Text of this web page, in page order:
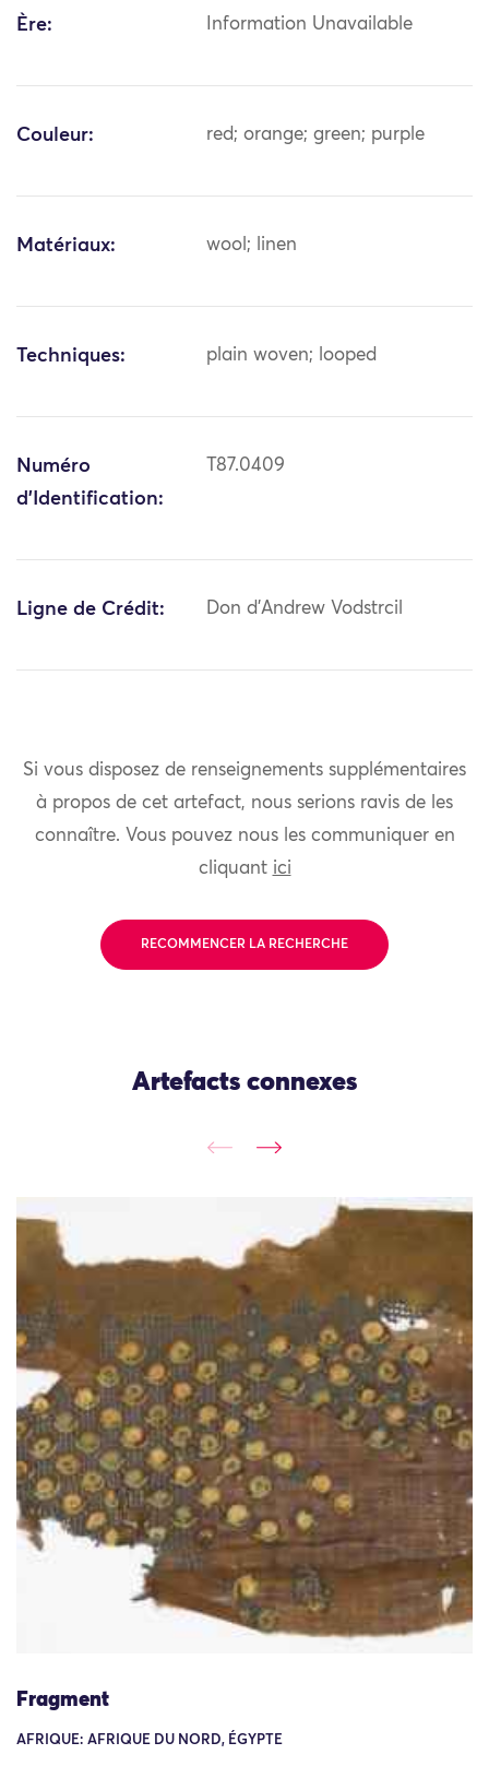
Ère: Information Unavailable
Couleur: red; orange; green; purple
Matériaux: wool; linen
Techniques: plain woven; looped
Numéro
d'Identification:
T87.0409
Ligne de Crédit: Don d'Andrew Vodstrcil
Si vous disposez de renseignements supplémentaires
à propos de cet artefact, nous serions ravis de les
connaître. Vous pouvez nous les communiquer en
cliquant ici
RECOMMENCER LA RECHERCHE
Artefacts connexes
Fragment
AFRIQUE: AFRIQUE DU NORD, ÉGYPTE